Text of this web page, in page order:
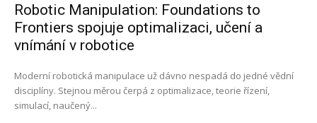
Robotic Manipulation: Foundations to
Frontiers spojuje optimalizaci, učení a
vnímání v robotice
Moderní robotická manipulace už dávno nespadá do jedné vědní
disciplíny. Stejnou měrou čerpá z optimalizace, teorie řízení,
simulací, naučený...